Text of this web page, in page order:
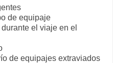
de equipaje
el viaje en el
de equipajes extraviados